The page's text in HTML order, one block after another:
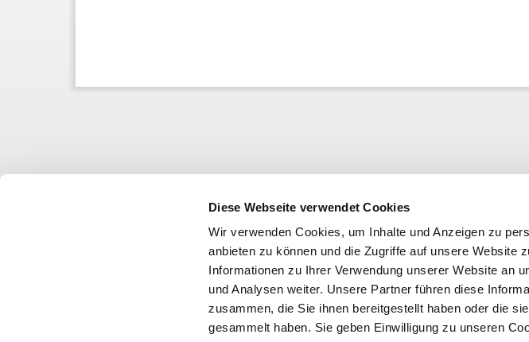
Diese Webseite verwendet Cookies
Wir verwenden Cookies, um Inhalte und Anzeigen zu
anbieten zu können und die Zugriffe auf unsere Website
Informationen zu Ihrer Verwendung unserer Website an
und Analysen weiter. Unsere Partner führen diese
zusammen, die Sie ihnen bereitgestellt haben oder die
gesammelt haben. Sie geben Einwilligung zu unseren